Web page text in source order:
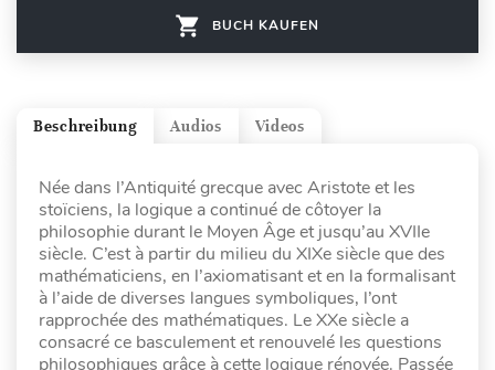
BUCH KAUFEN
Videos
Audios
Beschreibung
Née dans l’Antiquité grecque avec Aristote et les
stoïciens, la logique a continué de côtoyer la
philosophie durant le Moyen Âge et jusqu’au XVIIe
siècle. C’est à partir du milieu du XIXe siècle que des
mathématiciens, en l’axiomatisant et en la formalisant
à l’aide de diverses langues symboliques, l’ont
rapprochée des mathématiques. Le XXe siècle a
consacré ce basculement et renouvelé les questions
philosophiques grâce à cette logique rénovée. Passée